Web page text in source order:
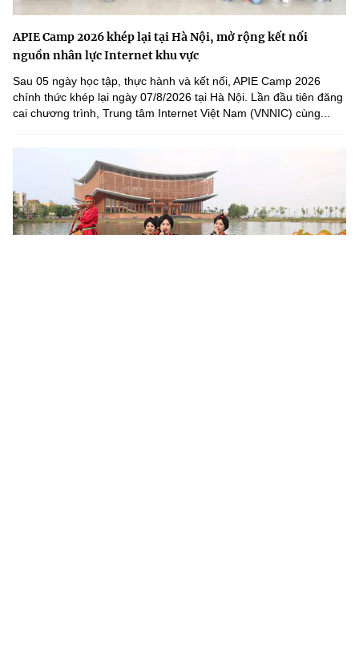
APIE Camp 2026 khép lại tại Hà Nội, mở rộng kết nối
nguồn nhân lực Internet khu vực
Sau 05 ngày học tập, thực hành và kết nối, APIE Camp 2026
chính thức khép lại ngày 07/8/2026 tại Hà Nội. Lần đầu tiên đăng
cai chương trình, Trung tâm Internet Việt Nam (VNNIC) cùng...